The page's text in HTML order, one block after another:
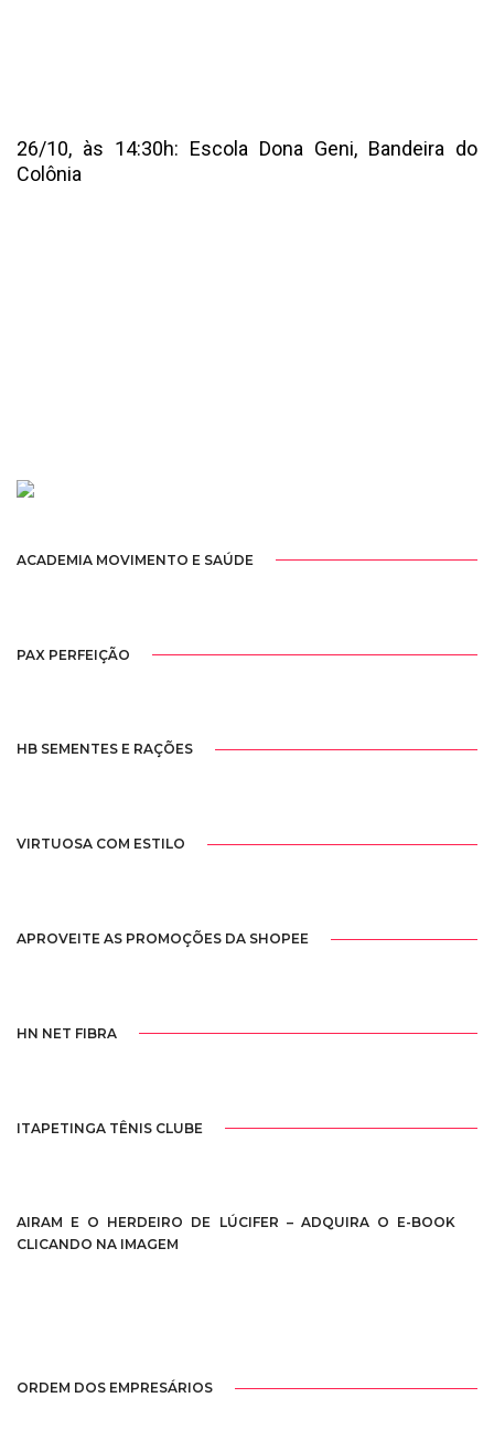
26/10, às 14:30h: Escola Dona Geni, Bandeira do
Colônia
ACADEMIA MOVIMENTO E SAÚDE
PAX PERFEIÇÃO
HB SEMENTES E RAÇÕES
VIRTUOSA COM ESTILO
APROVEITE AS PROMOÇÕES DA SHOPEE
HN NET FIBRA
ITAPETINGA TÊNIS CLUBE
AIRAM E O HERDEIRO DE LÚCIFER – ADQUIRA O E-BOOK
CLICANDO NA IMAGEM
ORDEM DOS EMPRESÁRIOS